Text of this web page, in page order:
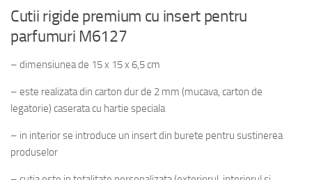
Cutii rigide premium cu insert pentru
parfumuri M6127
– dimensiunea de 15 x 15 x 6,5 cm
– este realizata din carton dur de 2 mm (mucava, carton de
legatorie) caserata cu hartie speciala
– in interior se introduce un insert din burete pentru sustinerea
produselor